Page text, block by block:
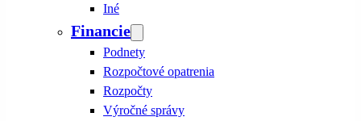
Iné
Financie
Podnety
Rozpočtové opatrenia
Rozpočty
Výročné správy